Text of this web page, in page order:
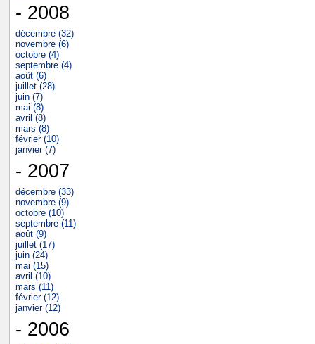
- 2008
décembre (32)
novembre (6)
octobre (4)
septembre (4)
août (6)
juillet (28)
juin (7)
mai (8)
avril (8)
mars (8)
février (10)
janvier (7)
- 2007
décembre (33)
novembre (9)
octobre (10)
septembre (11)
août (9)
juillet (17)
juin (24)
mai (15)
avril (10)
mars (11)
février (12)
janvier (12)
- 2006